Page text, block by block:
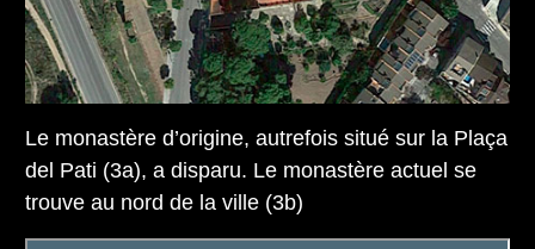
Le monastère d’origine, autrefois situé sur la Plaça
del Pati (3a), a disparu. Le monastère actuel se
trouve au nord de la ville (3b)